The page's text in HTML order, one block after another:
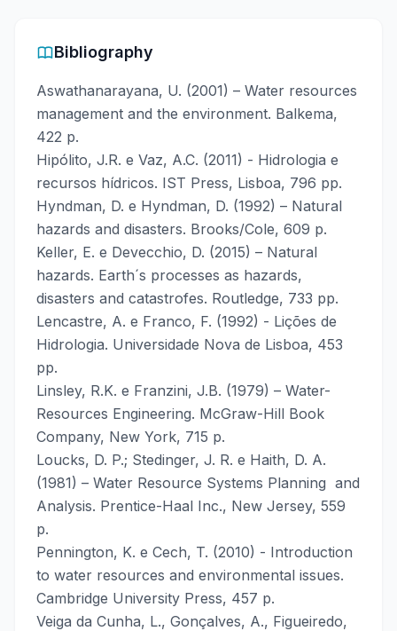
Bibliography
Aswathanarayana, U. (2001) – Water resources
management and the environment. Balkema,
422 p.
Hipólito, J.R. e Vaz, A.C. (2011) - Hidrologia e
recursos hídricos. IST Press, Lisboa, 796 pp.
Hyndman, D. e Hyndman, D. (1992) – Natural
hazards and disasters. Brooks/Cole, 609 p.
Keller, E. e Devecchio, D. (2015) – Natural
hazards. Earth´s processes as hazards,
disasters and catastrofes. Routledge, 733 pp.
Lencastre, A. e Franco, F. (1992) - Lições de
Hidrologia. Universidade Nova de Lisboa, 453
pp.
Linsley, R.K. e Franzini, J.B. (1979) – Water-
Resources Engineering. McGraw-Hill Book
Company, New York, 715 p.
Loucks, D. P.; Stedinger, J. R. e Haith, D. A.
(1981) – Water Resource Systems Planning and
Analysis. Prentice-Haal Inc., New Jersey, 559
p.
Pennington, K. e Cech, T. (2010) - Introduction
to water resources and environmental issues.
Cambridge University Press, 457 p.
Veiga da Cunha, L., Gonçalves, A., Figueiredo,